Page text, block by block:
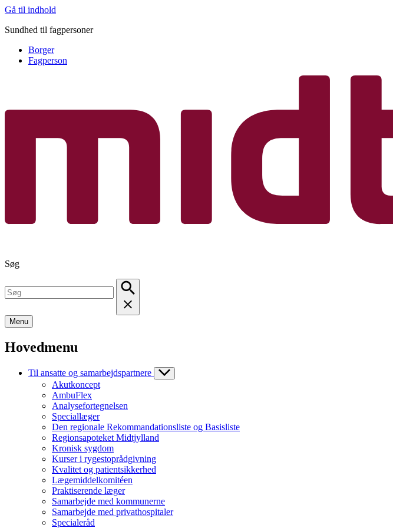
Gå til indhold
Sundhed til fagpersoner
Borger
Fagperson
Søg
Menu
Hovedmenu
Til ansatte og samarbejdspartnere
Akutkoncept
AmbuFlex
Analysefortegnelsen
Speciallæger
Den regionale Rekommandationsliste og Basisliste
Regionsapoteket Midtjylland
Kronisk sygdom
Kurser i rygestoprådgivning
Kvalitet og patientsikkerhed
Lægemiddelkomitéen
Praktiserende læger
Samarbejde med kommunerne
Samarbejde med privathospitaler
Specialeråd